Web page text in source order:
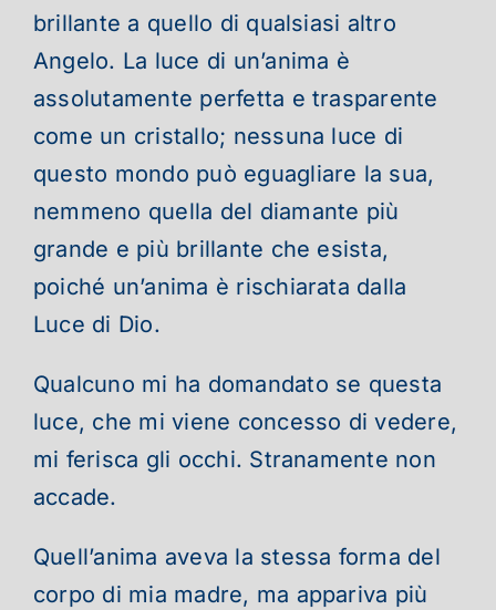
brillante a quello di qualsiasi altro
Angelo. La luce di un’anima è
assolutamente perfetta e trasparente
come un cristallo; nessuna luce di
questo mondo può eguagliare la sua,
nemmeno quella del diamante più
grande e più brillante che esista,
poiché un’anima è rischiarata dalla
Luce di Dio.
Qualcuno mi ha domandato se questa
luce, che mi viene concesso di vedere,
mi ferisca gli occhi. Stranamente non
accade.
Quell’anima aveva la stessa forma del
corpo di mia madre, ma appariva più